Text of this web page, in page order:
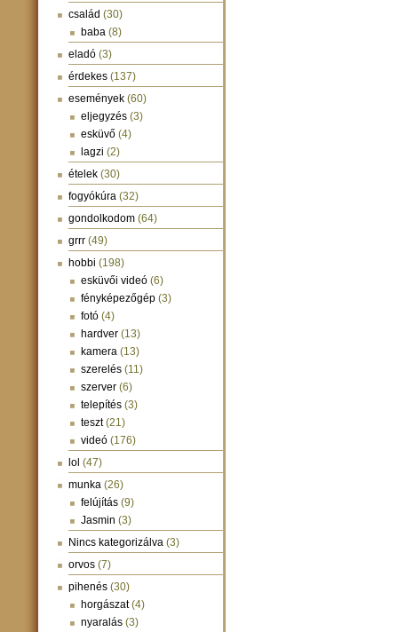
család (30)
baba (8)
eladó (3)
érdekes (137)
események (60)
eljegyzés (3)
esküvő (4)
lagzi (2)
ételek (30)
fogyókúra (32)
gondolkodom (64)
grrr (49)
hobbi (198)
esküvői videó (6)
fényképezőgép (3)
fotó (4)
hardver (13)
kamera (13)
szerelés (11)
szerver (6)
telepítés (3)
teszt(21)
videó (176)
lol (47)
munka (26)
felújítás (9)
Jasmin (3)
Nincs kategorizálva (3)
orvos (7)
pihenés (30)
horgászat(4)
nyaralás (3)